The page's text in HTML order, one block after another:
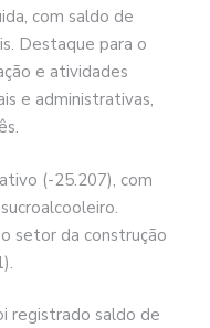
com saldo de
Destaque para o
e atividades
e administrativas,
(-25.207), com
setor da construção
registrado saldo de